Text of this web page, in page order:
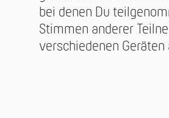
bei denen Du
Stimmen anderer
verschiedenen